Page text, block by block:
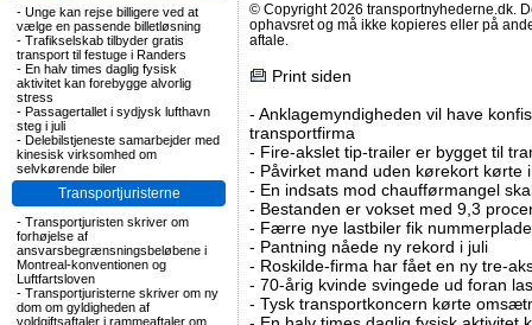
- Unge kan rejse billigere ved at
vælge en passende billetløsning
- Trafikselskab tilbyder gratis
transport til festuge i Randers
- En halv times daglig fysisk
aktivitet kan forebygge alvorlig
stress
- Passagertallet i sydjysk lufthavn
steg i juli
- Delebilstjeneste samarbejder med
kinesisk virksomhed om
selvkørende biler
Transportjuristerne
- Transportjuristen skriver om
forhøjelse af
ansvarsbegrænsningsbeløbene i
Montreal-konventionen og
Luftfartsloven
- Transportjuristerne skriver om ny
dom om gyldigheden af
voldgiftsaftaler i rammeaftaler om
© Copyright 2026 transportnyhederne.dk.
ophavsret og må ikke kopieres eller på
aftale.
Print siden
- Anklagemyndigheden vil have
transportfirma
- Fire-akslet tip-trailer er bygget til
- Påvirket mand uden kørekort kørte
- En indsats mod chaufførmangel
- Bestanden er vokset med 9,3
- Færre nye lastbiler fik
- Pantning nåede ny rekord i juli
- Roskilde-firma har fået en ny tre-
- 70-årig kvinde svingede ud foran
- Tysk transportkoncern kørte